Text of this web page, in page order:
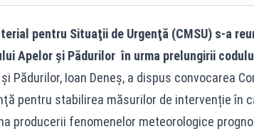
pentru Situaţii de Urgenţă (CMSU) s-a
Apelor și Pădurilor în urma prelungirii
Pădurilor, Ioan Deneș, a dispus convocarea
pentru stabilirea măsurilor de intervenție în
producerii fenomenelor meteorologice